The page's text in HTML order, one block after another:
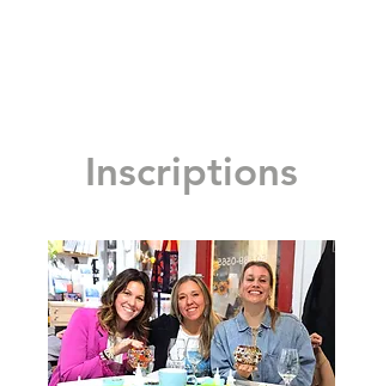
Inscriptions